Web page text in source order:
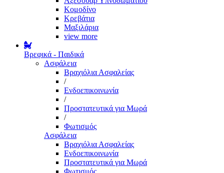
Κομοδίνο
Κρεβάτια
Μαξιλάρια
view more
Βρεφικά - Παιδικά
Ασφάλεια
Βραχιόλια Ασφαλείας
/
Ενδοεπικοινωνία
/
Προστατευτικά για Μωρά
/
Φωτισμός
Ασφάλεια
Βραχιόλια Ασφαλείας
Ενδοεπικοινωνία
Προστατευτικά για Μωρά
Φωτισμός